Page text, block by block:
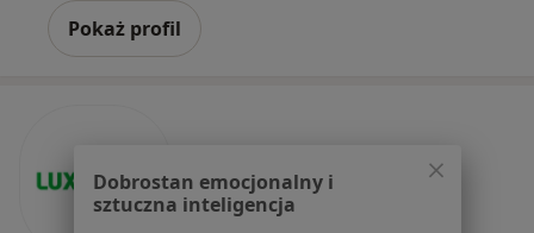
Pokaż profil
Dobrostan emocjonalny i
sztuczna inteligencja